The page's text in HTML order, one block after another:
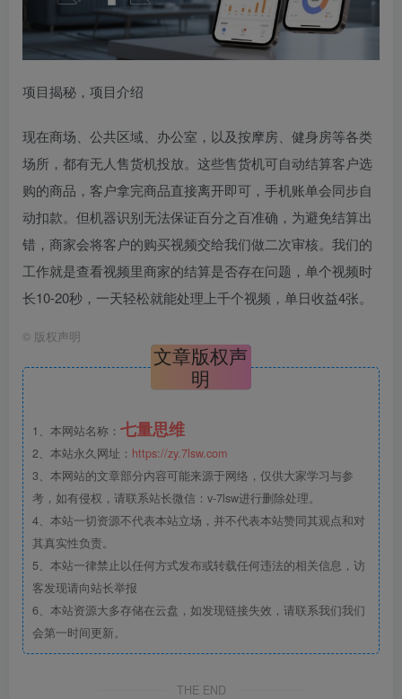
项目揭秘，项目介绍
现在商场、公共区域、办公室，以及按摩房、健身房等各类
场所，都有无人售货机投放。这些售货机可自动结算客户选
购的商品，客户拿完商品直接离开即可，手机账单会同步自
动扣款。但机器识别无法保证百分之百准确，为避免结算出
错，商家会将客户的购买视频交给我们做二次审核。我们的
工作就是查看视频里商家的结算是否存在问题，单个视频时
长10-20秒，一天轻松就能处理上千个视频，单日收益4张。
© 版权声明
文章版权声
明
1、本网站名称： 七量思维
2、本站永久网址： https://zy.7lsw.com
3、本网站的文章部分内容可能来源于网络，仅供大家学习与参
考，如有侵权，请联系站长微信：v-7lsw进行删除处理。
4、本站一切资源不代表本站立场，并不代表本站赞同其观点和对
其真实性负责。
5、本站一律禁止以任何方式发布或转载任何违法的相关信息，访
客发现请向站长举报
6、本站资源大多存储在云盘，如发现链接失效，请联系我们我们
会第一时间更新。
THE END